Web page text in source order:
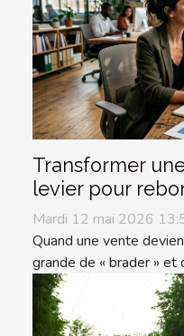
Transformer
levier pour
Mardi 12 mai 2026
Quand une vente
grande de « brader » et